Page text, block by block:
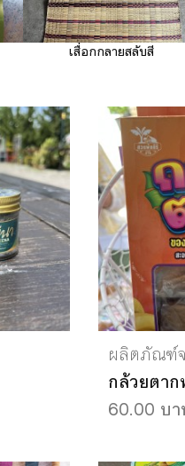
ยำถั่วดอย
ผลิตภัณฑ์
กล้วยตา
60.00 บา